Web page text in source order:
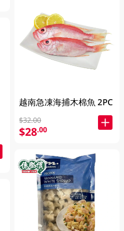
越南急凍海捕木棉魚 2PC
$32.00
$28.00